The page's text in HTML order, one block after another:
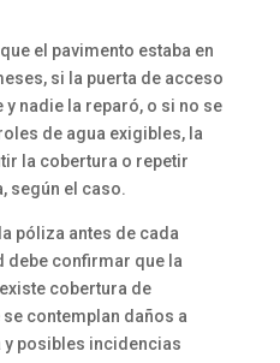
el pavimento estaba en
si la puerta de acceso
nadie la reparó, o si no se
de agua exigibles, la
la cobertura o repetir
según el caso.
póliza antes de cada
debe confirmar que la
cobertura de
contemplan daños a
posibles incidencias